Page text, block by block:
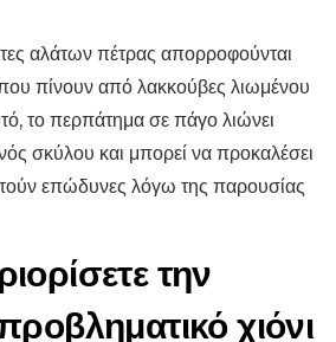
αλάτων πέτρας απορροφούνται
πίνουν από λακκούβες λιωμένου
το περπάτημα σε πάγο λιώνει
σκύλου και μπορεί να προκαλέσει
επώδυνες λόγω της παρουσίας
την
χιόνι